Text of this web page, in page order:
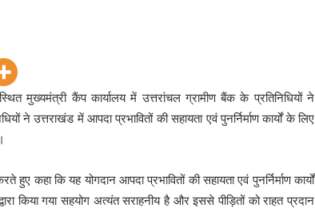
मुख्यमंत्री कैंप कार्यालय में उत्तरांचल ग्रामीण बैंक के प्रतिनिधियों ने
ने उत्तराखंड में आपदा प्रभावितों की सहायता एवं पुनर्निर्माण कार्यों के लिए
कि यह योगदान आपदा प्रभावितों की सहायता एवं पुनर्निर्माण कार्यों
किया गया सहयोग अत्यंत सराहनीय है और इससे पीड़ितों को राहत प्रदान